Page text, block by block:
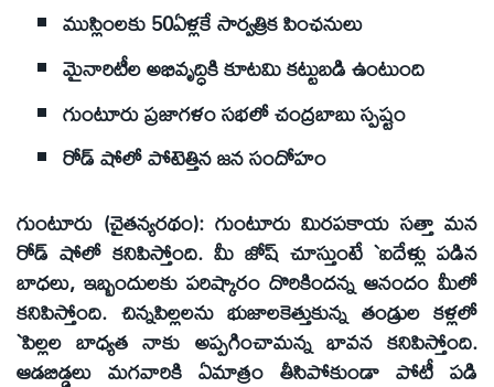
ముస్లింలకు 50ఏళ్లకే సార్వత్రిక పింఛనులు
మైనారిటీల అభివృద్ధికి కూటమి కట్టుబడి ఉంటుంది
గుంటూరు ప్రజాగళం సభలో చంద్రబాబు స్పష్టం
రోడ్‌ షోలో పోటెత్తిన జన సందోహం
గుంటూరు (చైతన్యరథం): గుంటూరు మిరపకాయ సత్తా మన
రోడ్‌ షోలో కనిపిస్తోంది. మీ జోష్‌ చూస్తుంటే `ఐదేళ్లు పడిన
బాధలు, ఇబ్బందులకు పరిష్కారం దొరికిందన్న ఆనందం మీలో
కనిపిస్తోంది. చిన్నపిల్లలను భుజాలకెత్తుకున్న తండ్రుల కళ్లలో
`పిల్లల బాధ్యత నాకు అప్పగించామన్న భావన కనిపిస్తోంది.
ఆడబిడ్డలు మగవారికి ఏమాత్రం తీసిపోకుండా పోటీ పడి